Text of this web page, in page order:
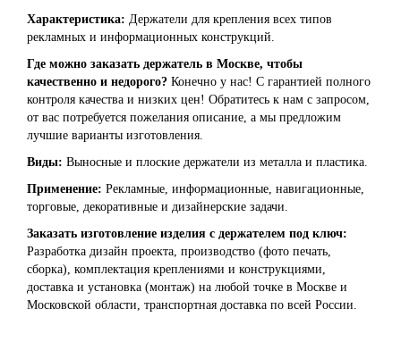
Характеристика: Держатели для крепления всех типов
рекламных и информационных конструкций.
Где можно заказать держатель в Москве, чтобы
качественно и недорого? Конечно у нас! С гарантией полного
контроля качества и низких цен! Обратитесь к нам с запросом,
от вас потребуется пожелания описание, а мы предложим
лучшие варианты изготовления.
Виды: Выносные и плоские держатели из металла и пластика.
Применение: Рекламные, информационные, навигационные,
торговые, декоративные и дизайнерские задачи.
Заказать изготовление изделия с держателем под ключ:
Разработка дизайн проекта, производство (фото печать,
сборка), комплектация креплениями и конструкциями,
доставка и установка (монтаж) на любой точке в Москве и
Московской области, транспортная доставка по всей России.